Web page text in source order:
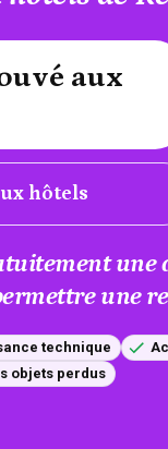
aux
hôtels
une
une
technique
objets perdus